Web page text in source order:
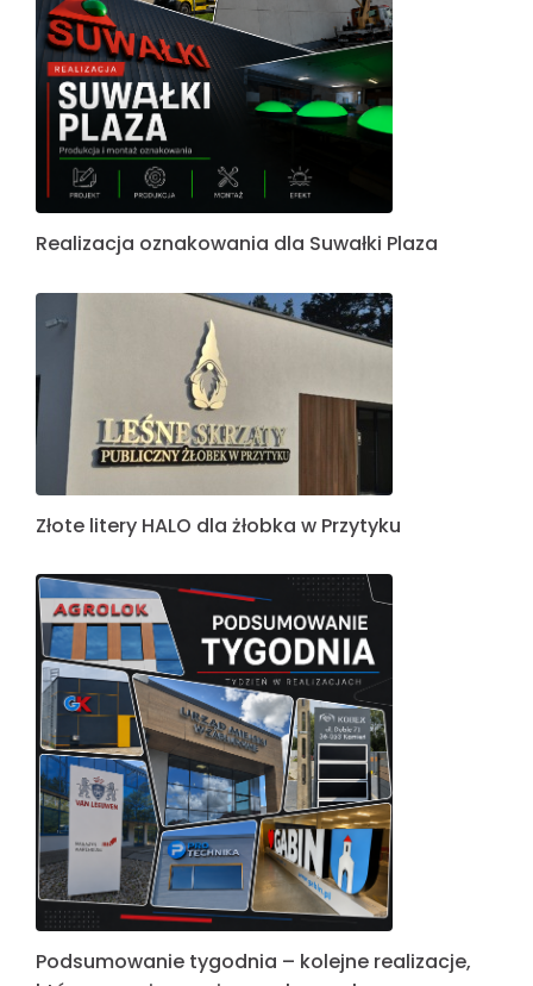
Realizacja oznakowania dla Suwałki Plaza
Złote litery HALO dla żłobka w Przytyku
Podsumowanie tygodnia – kolejne realizacje,